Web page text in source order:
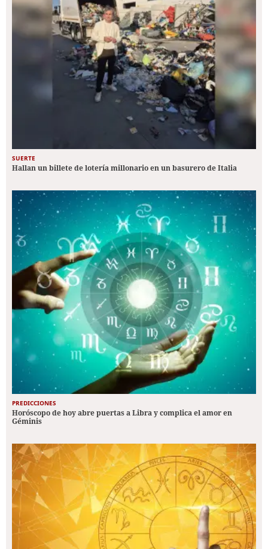
SUERTE
Hallan un billete de lotería millonario en un basurero de Italia
PREDICCIONES
Horóscopo de hoy abre puertas a Libra y complica el amor en
Géminis